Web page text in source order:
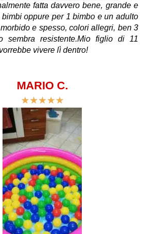
fatta davvero bene, grande e
oppure per 1 bimbo e un adulto
e spesso, colori allegri, ben 3
sembra resistente.Mio figlio di 11
vivere lì dentro!
MARIO C.
★★★★★